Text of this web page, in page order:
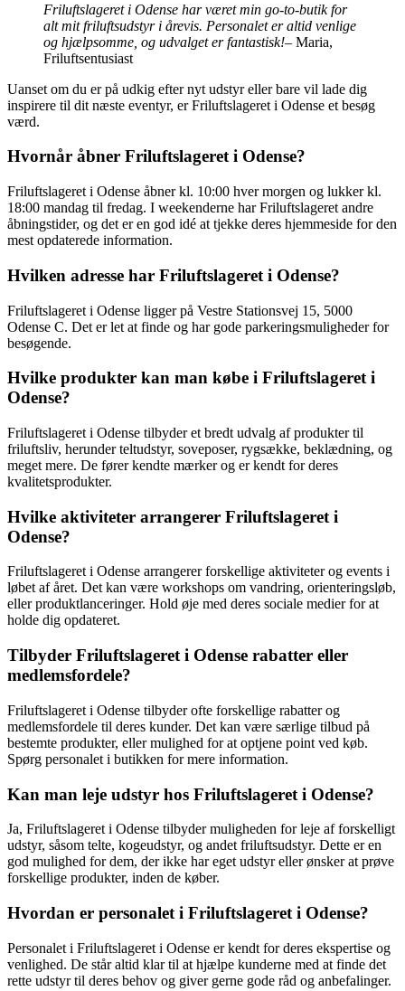
Friluftslageret i Odense har været min go-to-butik for
alt mit friluftsudstyr i årevis. Personalet er altid venlige
og hjælpsomme, og udvalget er fantastisk!– Maria,
Friluftsentusiast
Uanset om du er på udkig efter nyt udstyr eller bare vil lade dig
inspirere til dit næste eventyr, er Friluftslageret i Odense et besøg
værd.
Hvornår åbner Friluftslageret i Odense?
Friluftslageret i Odense åbner kl. 10:00 hver morgen og lukker kl.
18:00 mandag til fredag. I weekenderne har Friluftslageret andre
åbningstider, og det er en god idé at tjekke deres hjemmeside for den
mest opdaterede information.
Hvilken adresse har Friluftslageret i Odense?
Friluftslageret i Odense ligger på Vestre Stationsvej 15, 5000
Odense C. Det er let at finde og har gode parkeringsmuligheder for
besøgende.
Hvilke produkter kan man købe i Friluftslageret i
Odense?
Friluftslageret i Odense tilbyder et bredt udvalg af produkter til
friluftsliv, herunder teltudstyr, soveposer, rygsække, beklædning, og
meget mere. De fører kendte mærker og er kendt for deres
kvalitetsprodukter.
Hvilke aktiviteter arrangerer Friluftslageret i
Odense?
Friluftslageret i Odense arrangerer forskellige aktiviteter og events i
løbet af året. Det kan være workshops om vandring, orienteringsløb,
eller produktlanceringer. Hold øje med deres sociale medier for at
holde dig opdateret.
Tilbyder Friluftslageret i Odense rabatter eller
medlemsfordele?
Friluftslageret i Odense tilbyder ofte forskellige rabatter og
medlemsfordele til deres kunder. Det kan være særlige tilbud på
bestemte produkter, eller mulighed for at optjene point ved køb.
Spørg personalet i butikken for mere information.
Kan man leje udstyr hos Friluftslageret i Odense?
Ja, Friluftslageret i Odense tilbyder muligheden for leje af forskelligt
udstyr, såsom telte, kogeudstyr, og andet friluftsudstyr. Dette er en
god mulighed for dem, der ikke har eget udstyr eller ønsker at prøve
forskellige produkter, inden de køber.
Hvordan er personalet i Friluftslageret i Odense?
Personalet i Friluftslageret i Odense er kendt for deres ekspertise og
venlighed. De står altid klar til at hjælpe kunderne med at finde det
rette udstyr til deres behov og giver gerne gode råd og anbefalinger.